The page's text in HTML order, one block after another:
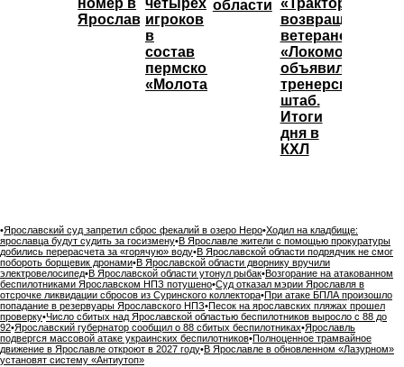
номер в
Ярославле
четырёх
игроков
в
состав
пермского
«Молота»
области «Трактор»
возвращает
ветеранов,
«Локомотив»
объявил
тренерский
штаб.
Итоги
дня в
КХЛ
•Ярославский суд запретил сброс фекалий в озеро Неро•Ходил на кладбище:
ярославца будут судить за госизмену•В Ярославле жители с помощью прокуратуры
добились перерасчета за «горячую» воду•В Ярославской области подрядчик не смог
побороть борщевик дронами•В Ярославской области дворнику вручили
электровелосипед•В Ярославской области утонул рыбак•Возгорание на атакованном
беспилотниками Ярославском НПЗ потушено•Суд отказал мэрии Ярославля в
отсрочке ликвидации сбросов из Суринского коллектора•При атаке БПЛА произошло
попадание в резервуары Ярославского НПЗ•Песок на ярославских пляжах прошел
проверку•Число сбитых над Ярославской областью беспилотников выросло с 88 до
92•Ярославский губернатор сообщил о 88 сбитых беспилотниках•Ярославль
подвергся массовой атаке украинских беспилотников•Полноценное трамвайное
движение в Ярославле откроют в 2027 году•В Ярославле в обновленном «Лазурном»
установят систему «Антиутоп»